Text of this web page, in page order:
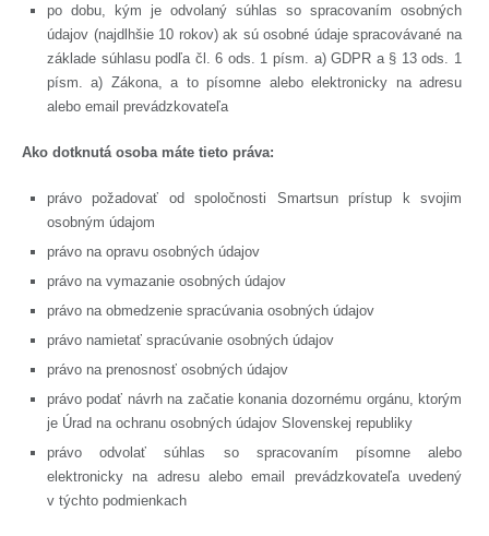
po dobu, kým je odvolaný súhlas so spracovaním osobných
údajov (najdlhšie 10 rokov) ak sú osobné údaje spracovávané na
základe súhlasu podľa čl. 6 ods. 1 písm. a) GDPR a § 13 ods. 1
písm. a) Zákona, a to písomne alebo elektronicky na adresu
alebo email prevádzkovateľa
Ako dotknutá osoba máte tieto práva:
právo požadovať od spoločnosti Smartsun prístup k svojim
osobným údajom
právo na opravu osobných údajov
právo na vymazanie osobných údajov
právo na obmedzenie spracúvania osobných údajov
právo namietať spracúvanie osobných údajov
právo na prenosnosť osobných údajov
právo podať návrh na začatie konania dozornému orgánu, ktorým
je Úrad na ochranu osobných údajov Slovenskej republiky
právo odvolať súhlas so spracovaním písomne alebo
elektronicky na adresu alebo email prevádzkovateľa uvedený
v týchto podmienkach